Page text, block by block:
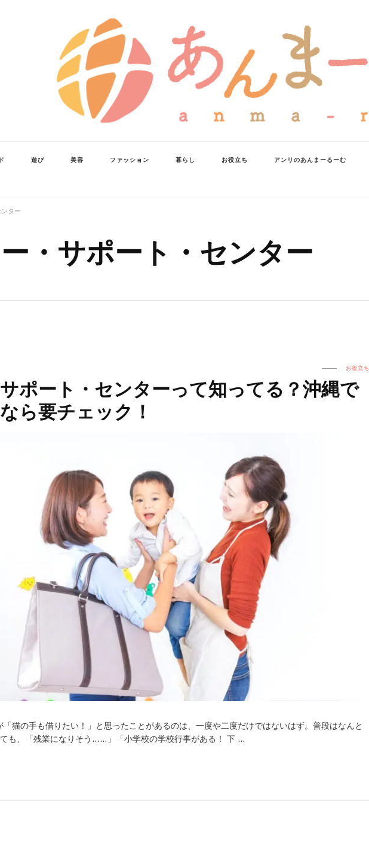
遊び 美容 ファッション 暮らし お役立ち アンリのあんまーるーむ
ター
・サポート・センター
お役立ち
ポート・センターって知ってる？沖縄で
ら要チェック！
猫の手も借りたい！」と思ったことがあるのは、一度や二度だけではないはず。普段はなんと
も、「残業になりそう……」「小学校の学校行事がある！ 下 …